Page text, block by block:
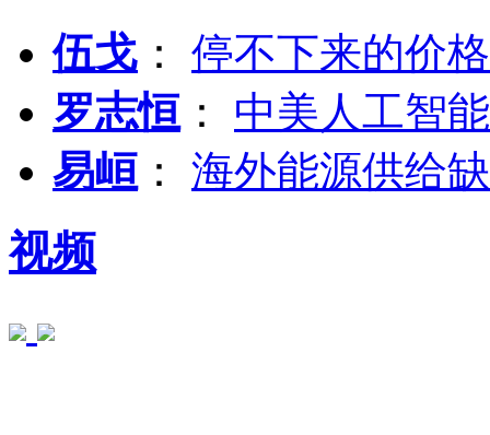
伍戈 ： 停不下来的价
罗志恒 ： 中美人工智
易峘 ： 海外能源供给
视频